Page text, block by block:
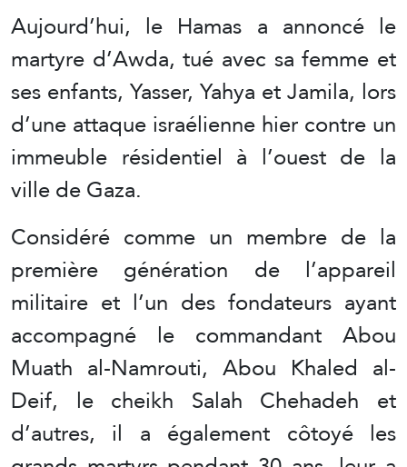
Aujourd’hui, le Hamas a annoncé le
martyre d’Awda, tué avec sa femme et
ses enfants, Yasser, Yahya et Jamila, lors
d’une attaque israélienne hier contre un
immeuble résidentiel à l’ouest de la
ville de Gaza.
Considéré comme un membre de la
première génération de l’appareil
militaire et l’un des fondateurs ayant
accompagné le commandant Abou
Muath al-Namrouti, Abou Khaled al-
Deif, le cheikh Salah Chehadeh et
d’autres, il a également côtoyé les